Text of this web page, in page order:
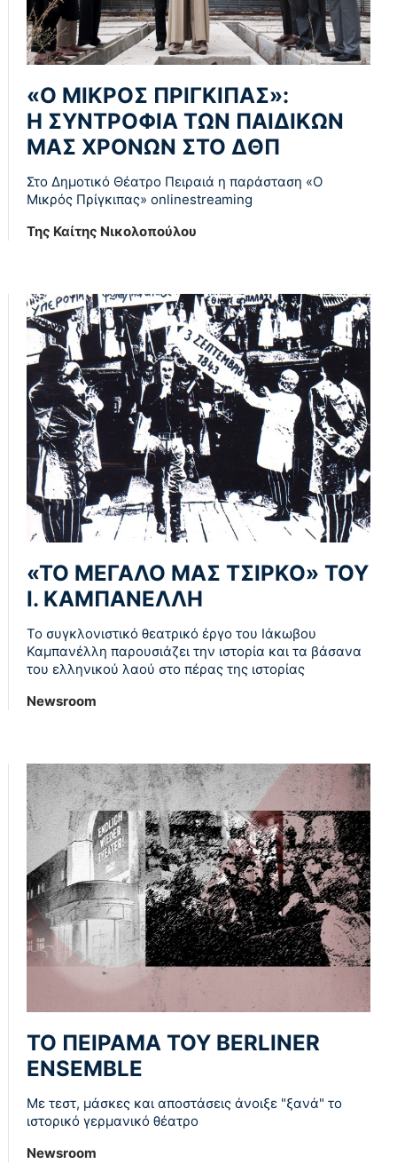
«Ο ΜΙΚΡΟΣ ΠΡΙΓΚΙΠΑΣ»:
Η ΣΥΝΤΡΟΦΙΑ ΤΩΝ ΠΑΙΔΙΚΩΝ
ΜΑΣ ΧΡΟΝΩΝ ΣΤΟ ΔΘΠ
Στο Δημοτικό Θέατρο Πειραιά η παράσταση «Ο
Μικρός Πρίγκιπας» οnlinestreaming
Της Καίτης Νικολοπούλου
«ΤΟ ΜΕΓΑΛΟ ΜΑΣ ΤΣΙΡΚΟ» ΤΟΥ
Ι. ΚΑΜΠΑΝΕΛΛΗ
Το συγκλονιστικό θεατρικό έργο του Ιάκωβου
Καμπανέλλη παρουσιάζει την ιστορία και τα βάσανα
του ελληνικού λαού στο πέρας της ιστορίας
Newsroom
ΤΟ ΠΕΙΡΑΜΑ ΤΟΥ BERLINER
ENSEMBLE
Με τεστ, μάσκες και αποστάσεις άνοιξε "ξανά" το
ιστορικό γερμανικό θέατρο
Newsroom